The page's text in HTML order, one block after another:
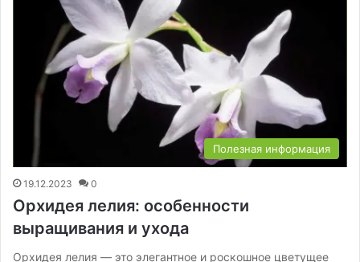
Полезная информация
19.12.2023 0
Орхидея лелия: особенности
выращивания и ухода
Орхидея лелия — это элегантное и роскошное цветущее